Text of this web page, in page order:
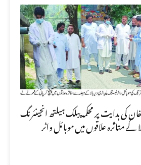
کی ہدایت پر محکمہ پبلک ہیلتھ انجینئرنگ
کے متاثرہ علاقوں میں موبائل واٹر